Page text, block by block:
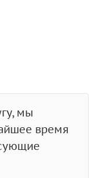
мы
время